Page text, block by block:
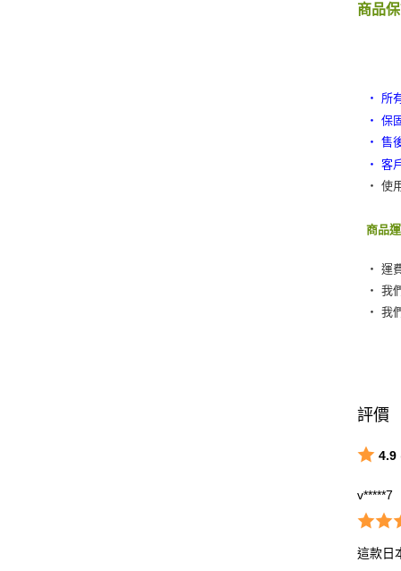
商品
‧ 所
‧ 保
‧ 售
‧ 客
‧ 使
商品
‧ 運
‧ 我
‧ 我
評價
4.9
v*****7
這款日